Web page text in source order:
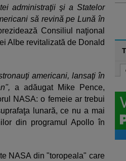
administraţii şi a Statelor
să revină pe Lună în
Consiliul naţional
Albe revitalizată de Donald
americani, lansaţi în
a adăugat Mike Pence,
NASA: o femeie ar trebui
lunară, ce nu a mai
din programul Apollo în
NASA din "toropeala" care